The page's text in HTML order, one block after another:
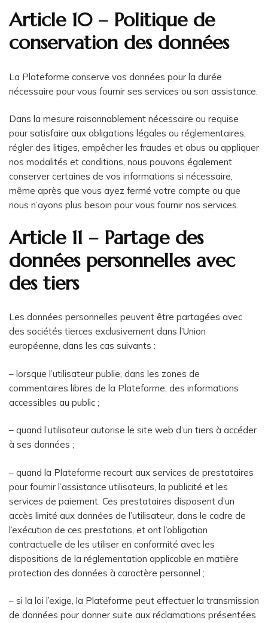
Article 10 – Politique de
conservation des données
La Plateforme conserve vos données pour la durée
nécessaire pour vous fournir ses services ou son assistance.
Dans la mesure raisonnablement nécessaire ou requise
pour satisfaire aux obligations légales ou réglementaires,
régler des litiges, empêcher les fraudes et abus ou appliquer
nos modalités et conditions, nous pouvons également
conserver certaines de vos informations si nécessaire,
même après que vous ayez fermé votre compte ou que
nous n’ayons plus besoin pour vous fournir nos services.
Article 11 – Partage des
données personnelles avec
des tiers
Les données personnelles peuvent être partagées avec
des sociétés tierces exclusivement dans l’Union
européenne, dans les cas suivants :
– lorsque l’utilisateur publie, dans les zones de
commentaires libres de la Plateforme, des informations
accessibles au public ;
– quand l’utilisateur autorise le site web d’un tiers à accéder
à ses données ;
– quand la Plateforme recourt aux services de prestataires
pour fournir l’assistance utilisateurs, la publicité et les
services de paiement. Ces prestataires disposent d’un
accès limité aux données de l’utilisateur, dans le cadre de
l’exécution de ces prestations, et ont l’obligation
contractuelle de les utiliser en conformité avec les
dispositions de la réglementation applicable en matière
protection des données à caractère personnel ;
– si la loi l’exige, la Plateforme peut effectuer la transmission
de données pour donner suite aux réclamations présentées